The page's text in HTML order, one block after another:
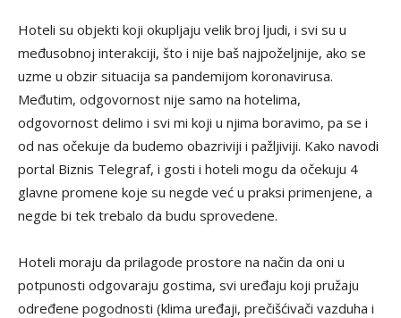
Hoteli su objekti koji okupljaju velik broj ljudi, i svi su u
međusobnoj interakciji, što i nije baš najpoželjnije, ako se
uzme u obzir situacija sa pandemijom koronavirusa.
Međutim, odgovornost nije samo na hotelima,
odgovornost delimo i svi mi koji u njima boravimo, pa se i
od nas očekuje da budemo obazriviji i pažljiviji. Kako navodi
portal Biznis Telegraf, i gosti i hoteli mogu da očekuju 4
glavne promene koje su negde već u praksi primenjene, a
negde bi tek trebalo da budu sprovedene.
Hoteli moraju da prilagode prostore na način da oni u
potpunosti odgovaraju gostima, svi uređaju koji pružaju
određene pogodnosti (klima uređaji, prečišćivači vazduha i